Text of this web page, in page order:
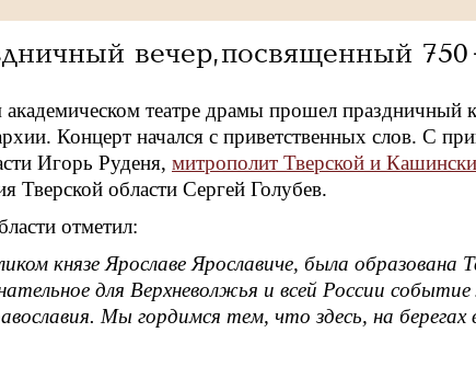
вечер, посвященный
академическом театре драмы прошел
Концерт начался с приветственных слов. С
Игорь Руденя, митрополит Тверской и
Тверской области Сергей Голубев.
отметил:
князе Ярославе Ярославиче, была образована
для Верхневолжья и всей России
Мы гордимся тем, что здесь, на берегах